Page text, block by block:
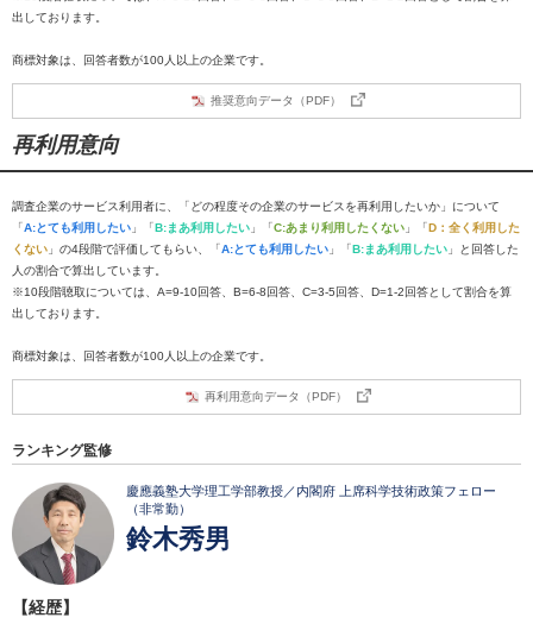
出しております。
商標対象は、回答者数が100人以上の企業です。
推奨意向データ（PDF）
再利用意向
調査企業のサービス利用者に、「どの程度その企業のサービスを再利用したいか」について
「A:とても利用したい 」「B:まあ利用したい 」「C:あまり利用したくない 」「D：全く利用した
くない 」の4段階で評価してもらい、「A:とても利用したい 」「B:まあ利用したい 」と回答した
人の割合で算出しています。
※10段階聴取については、A=9-10回答、B=6-8回答、C=3-5回答、D=1-2回答として割合を算
出しております。
商標対象は、回答者数が100人以上の企業です。
再利用意向データ（PDF）
ランキング監修
慶應義塾大学理工学部教授／内閣府 上席科学技術政策フェロー
（非常勤）
鈴木秀男
【経歴】